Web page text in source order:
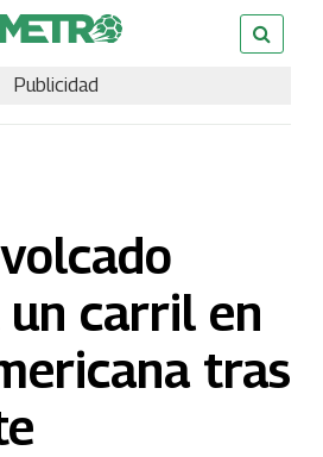
Publicidad
un carril en
tras